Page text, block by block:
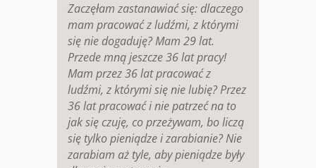
Zaczęłam zastanawiać się: dlaczego
mam pracować z ludźmi, z którymi
się nie dogaduję? Mam 29 lat.
Przede mną jeszcze 36 lat pracy!
Mam przez 36 lat pracować z
ludźmi, z którymi się nie lubię? Przez
36 lat pracować i nie patrzeć na to
jak się czuję, co przeżywam, bo liczą
się tylko pieniądze i zarabianie? Nie
zarabiam aż tyle, aby pieniądze były